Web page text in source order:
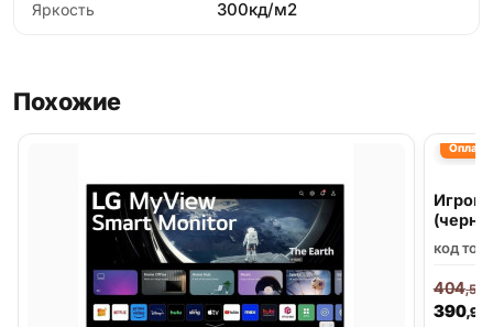
Яркость 300кд/м2
Похожие
Оплата
код
390,90
404,58